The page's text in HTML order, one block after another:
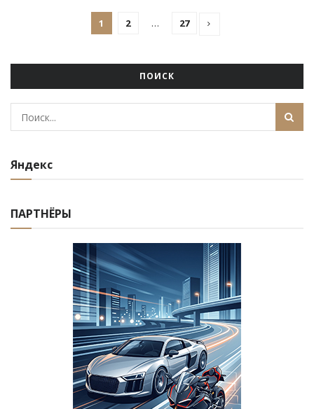
1 2 … 27
ПОИСК
Яндекс
ПАРТНЁРЫ